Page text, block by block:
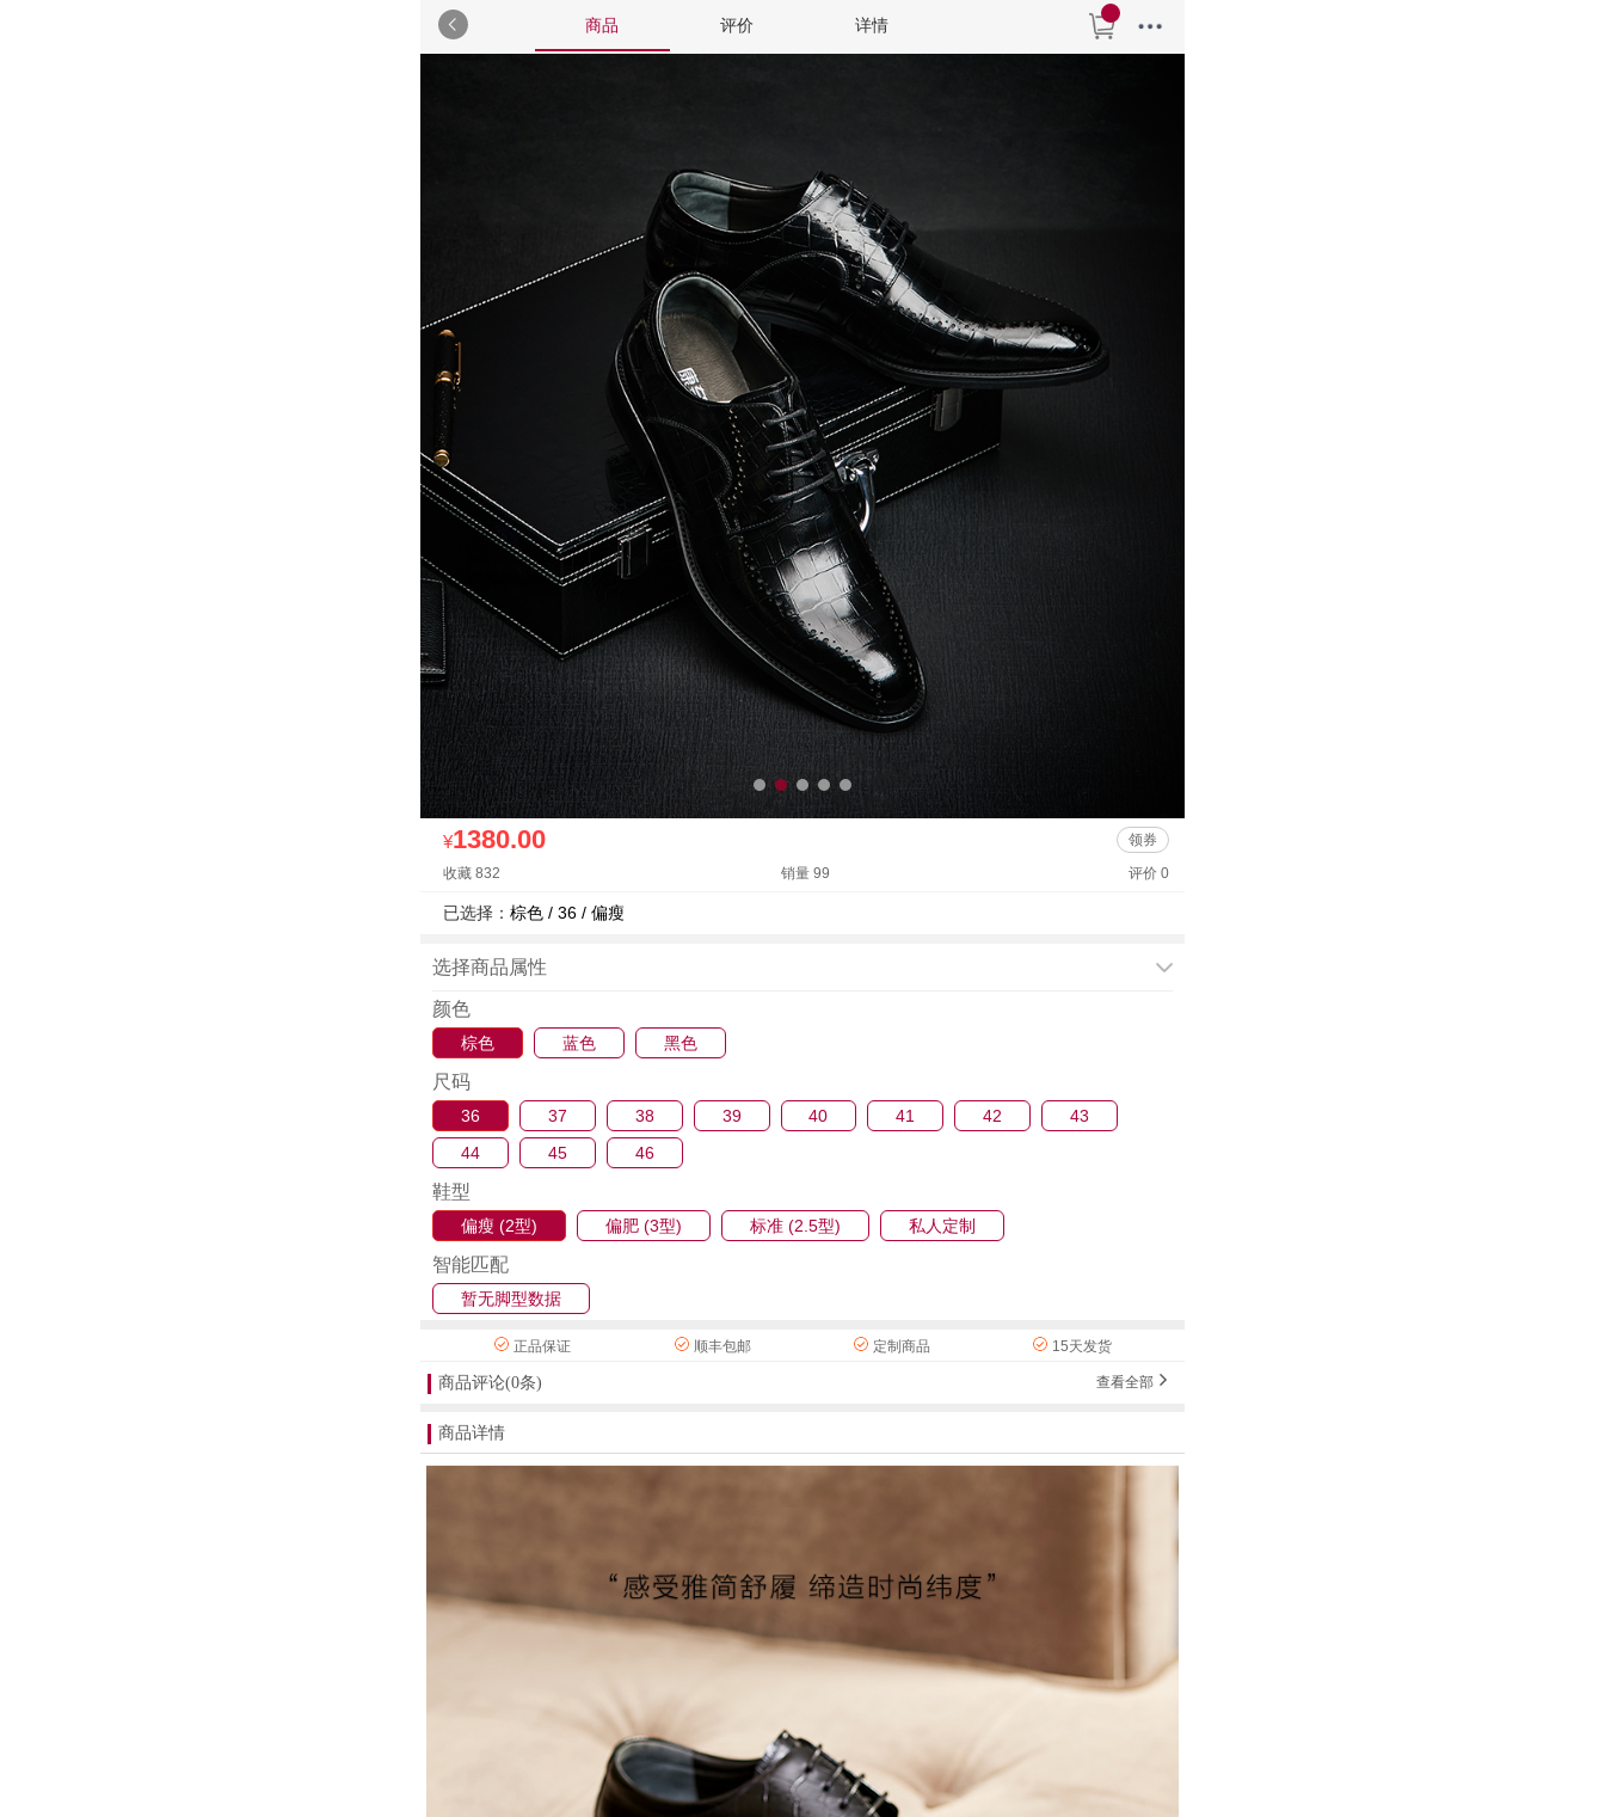
商品 评价 详情
¥1380.00
领券
收藏 832
销量 99 评价 0
已选择：棕色 / 36 / 偏瘦
选择商品属性
颜色
棕色 蓝色 黑色
尺码
36 37 38 39 40 41 42
43
44
45 46
鞋型
偏瘦 (2型) 偏肥 (3型) 标准 (2.5型) 私人定制
智能匹配
暂无脚型数据
正品保证 顺丰包邮 定制商品 15天发货
商品评论(0条) 查看全部
商品详情